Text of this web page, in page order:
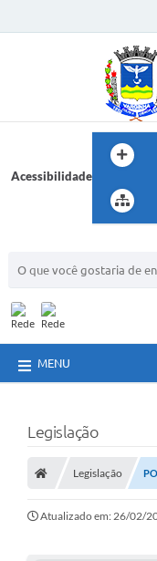
Acessibilidade
MENU
Legislação
Legislação
Atualizado em: 26/02/